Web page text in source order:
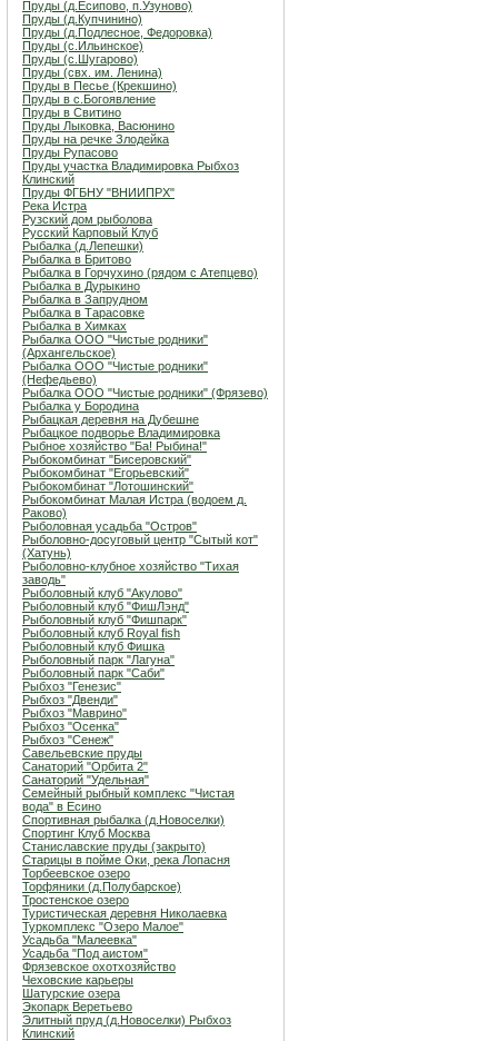
Пруды (д.Есипово, п.Узуново)
Пруды (д.Купчинино)
Пруды (д.Подлесное, Федоровка)
Пруды (с.Ильинское)
Пруды (с.Шугарово)
Пруды (свх. им. Ленина)
Пруды в Песье (Крекшино)
Пруды в с.Богоявление
Пруды в Свитино
Пруды Лыковка, Васюнино
Пруды на речке Злодейка
Пруды Рупасово
Пруды участка Владимировка Рыбхоз
Клинский
Пруды ФГБНУ "ВНИИПРХ"
Река Истра
Рузский дом рыболова
Русский Карповый Клуб
Рыбалка (д.Лепешки)
Рыбалка в Бритово
Рыбалка в Горчухино (рядом с Атепцево)
Рыбалка в Дурыкино
Рыбалка в Запрудном
Рыбалка в Тарасовке
Рыбалка в Химках
Рыбалка ООО "Чистые родники"
(Архангельское)
Рыбалка ООО "Чистые родники"
(Нефедьево)
Рыбалка ООО "Чистые родники" (Фрязево)
Рыбалка у Бородина
Рыбацкая деревня на Дубешне
Рыбацкое подворье Владимировка
Рыбное хозяйство "Ба! Рыбина!"
Рыбокомбинат "Бисеровский"
Рыбокомбинат "Егорьевский"
Рыбокомбинат "Лотошинский"
Рыбокомбинат Малая Истра (водоем д.
Раково)
Рыболовная усадьба "Остров"
Рыболовно-досуговый центр "Сытый кот"
(Хатунь)
Рыболовно-клубное хозяйство "Тихая
заводь"
Рыболовный клуб "Акулово"
Рыболовный клуб "ФишЛэнд"
Рыболовный клуб "Фишпарк"
Рыболовный клуб Royal fish
Рыболовный клуб Фишка
Рыболовный парк "Лагуна"
Рыболовный парк "Саби"
Рыбхоз "Генезис"
Рыбхоз "Двенди"
Рыбхоз "Маврино"
Рыбхоз "Осенка"
Рыбхоз "Сенеж"
Савельевские пруды
Санаторий "Орбита 2"
Санаторий "Удельная"
Семейный рыбный комплекс "Чистая
вода" в Есино
Спортивная рыбалка (д.Новоселки)
Спортинг Клуб Москва
Станиславские пруды (закрыто)
Старицы в пойме Оки, река Лопасня
Торбеевское озеро
Торфяники (д.Полубарское)
Тростенское озеро
Туристическая деревня Николаевка
Туркомплекс "Озеро Малое"
Усадьба "Малеевка"
Усадьба "Под аистом"
Фрязевское охотхозяйство
Чеховские карьеры
Шатурские озера
Экопарк Веретьево
Элитный пруд (д.Новоселки) Рыбхоз
Клинский